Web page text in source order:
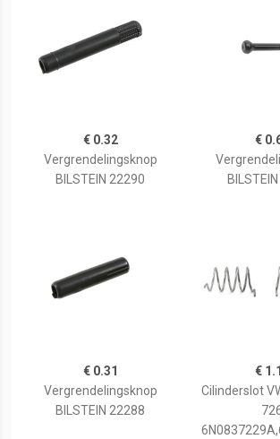
€ 0.32
Vergrendelingsknop
BILSTEIN 22290
€
€ 0.31
Vergrendelingsknop
BILSTEIN 22288
€
Cilinderslot